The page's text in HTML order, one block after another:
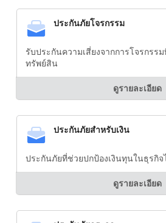
ประกันภัยโจรกรรม
รับประกันความเสี่ยงจากการโจรกรร
ทรัพย์สิน
ดูรายละเอียด
ประกันภัยสำหรับเงิน
ประกันภัยที่ช่วยปกป้องเงินทุนในธุรกิจ
ดูรายละเอียด